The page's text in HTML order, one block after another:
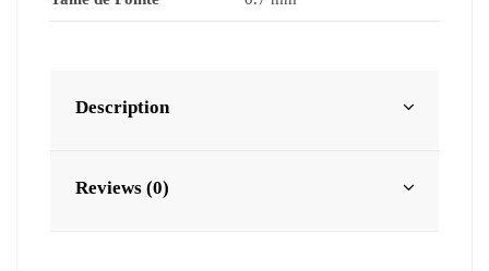
Description
Reviews (0)